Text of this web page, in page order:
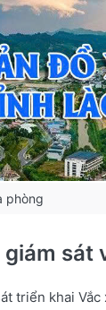
phòng
sát
triển khai